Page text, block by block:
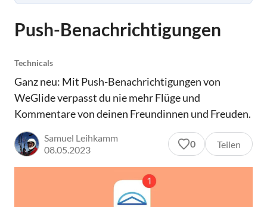
Push-Benachrichtigungen
Technicals
Ganz neu: Mit Push-Benachrichtigungen von
WeGlide verpasst du nie mehr Flüge und
Kommentare von deinen Freundinnen und Freuden.
Samuel Leihkamm
08.05.2023
0 Teilen